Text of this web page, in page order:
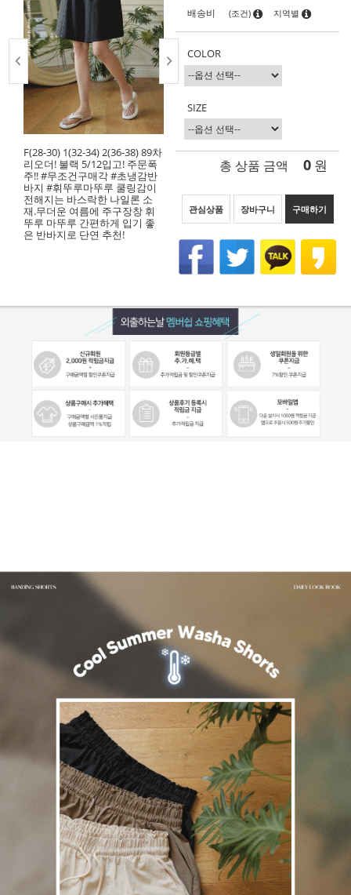
F(28-30) 1(32-34) 2(36-38) 89차
리오더! 불랙 5/12입고! 주문폭
주!! #무조건구매각 #초냉감반
바지 #휘뚜루마뚜루 쿨링감이
전해지는 바스락한 나일론 소
재.무더운 여름에 주구장창 휘
뚜루 마뚜루 간편하게 입기 좋
은 반바지로 단연 추천!
배송비
(조건) 지역별
COLOR
SIZE
총 상품 금액 0 원
관심상품 장바구니 구매하기